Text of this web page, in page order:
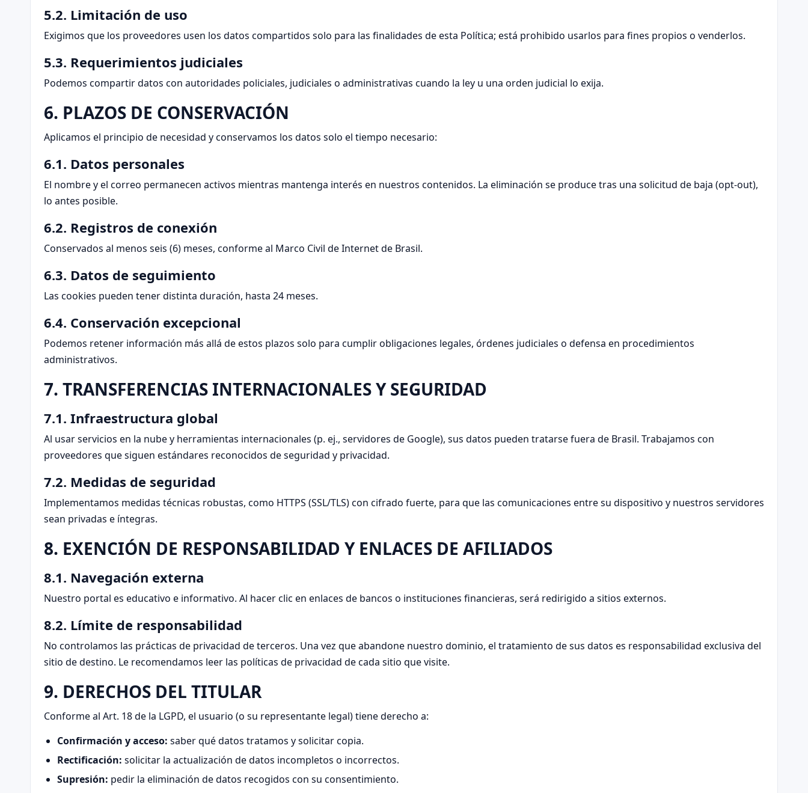
5.2. Limitación de uso
Exigimos que los proveedores usen los datos compartidos solo para las finalidades de esta Política; está prohibido usarlos para fines propios o venderlos.
5.3. Requerimientos judiciales
Podemos compartir datos con autoridades policiales, judiciales o administrativas cuando la ley u una orden judicial lo exija.
6. PLAZOS DE CONSERVACIÓN
Aplicamos el principio de necesidad y conservamos los datos solo el tiempo necesario:
6.1. Datos personales
El nombre y el correo permanecen activos mientras mantenga interés en nuestros contenidos. La eliminación se produce tras una solicitud de baja (opt-out),
lo antes posible.
6.2. Registros de conexión
Conservados al menos seis (6) meses, conforme al Marco Civil de Internet de Brasil.
6.3. Datos de seguimiento
Las cookies pueden tener distinta duración, hasta 24 meses.
6.4. Conservación excepcional
Podemos retener información más allá de estos plazos solo para cumplir obligaciones legales, órdenes judiciales o defensa en procedimientos
administrativos.
7. TRANSFERENCIAS INTERNACIONALES Y SEGURIDAD
7.1. Infraestructura global
Al usar servicios en la nube y herramientas internacionales (p. ej., servidores de Google), sus datos pueden tratarse fuera de Brasil. Trabajamos con
proveedores que siguen estándares reconocidos de seguridad y privacidad.
7.2. Medidas de seguridad
Implementamos medidas técnicas robustas, como HTTPS (SSL/TLS) con cifrado fuerte, para que las comunicaciones entre su dispositivo y nuestros servidores
sean privadas e íntegras.
8. EXENCIÓN DE RESPONSABILIDAD Y ENLACES DE AFILIADOS
8.1. Navegación externa
Nuestro portal es educativo e informativo. Al hacer clic en enlaces de bancos o instituciones financieras, será redirigido a sitios externos.
8.2. Límite de responsabilidad
No controlamos las prácticas de privacidad de terceros. Una vez que abandone nuestro dominio, el tratamiento de sus datos es responsabilidad exclusiva del
sitio de destino. Le recomendamos leer las políticas de privacidad de cada sitio que visite.
9. DERECHOS DEL TITULAR
Conforme al Art. 18 de la LGPD, el usuario (o su representante legal) tiene derecho a:
Confirmación y acceso: saber qué datos tratamos y solicitar copia.
Rectificación: solicitar la actualización de datos incompletos o incorrectos.
Supresión: pedir la eliminación de datos recogidos con su consentimiento.